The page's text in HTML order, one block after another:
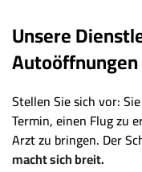
Unsere
Autoöffnungen
Stellen Sie sich vor:
Termin, einen Flug zu
Arzt zu bringen. Der
macht sich breit.